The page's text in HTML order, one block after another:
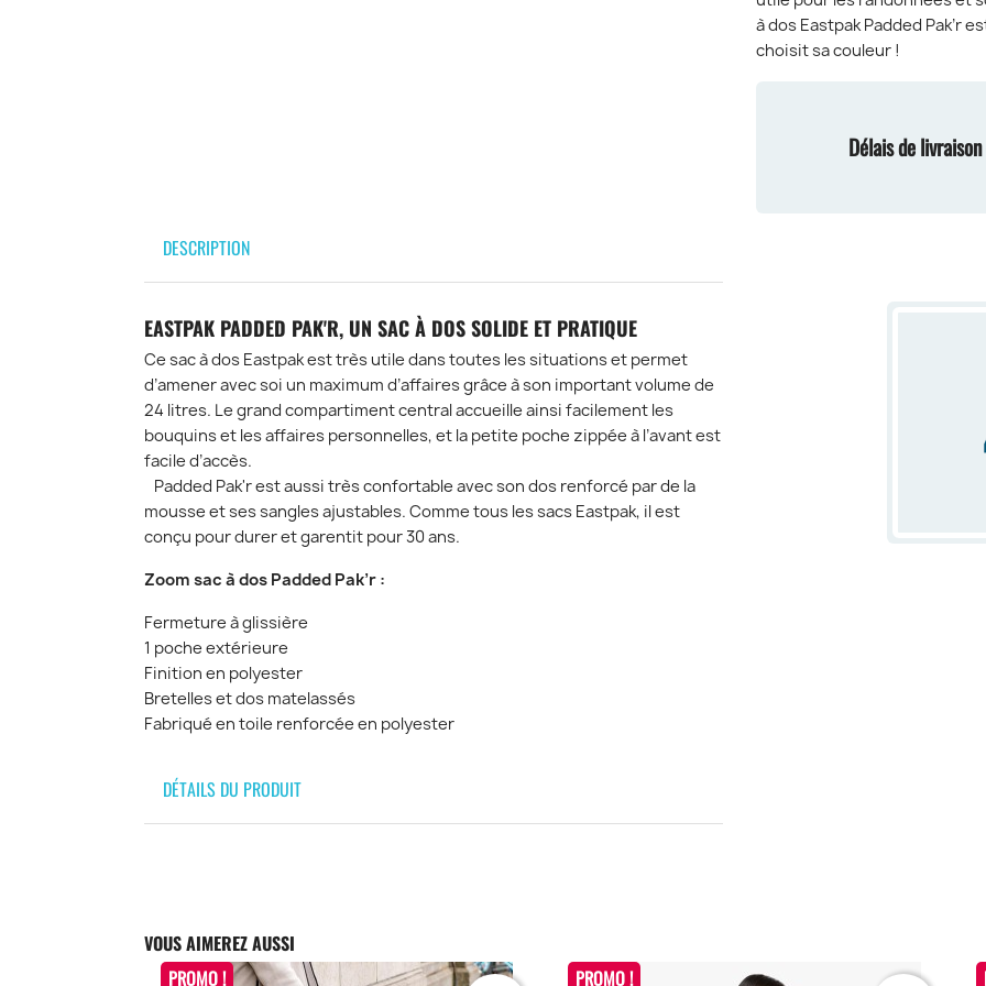
à dos Eastpak Padded Pak’r
choisit sa couleur !
Délais de
DESCRIPTION
EASTPAK PADDED PAK'R, UN SAC À DOS SOLIDE ET PRATIQUE
Ce sac à dos Eastpak est très utile dans toutes les situations et permet
d’amener avec soi un maximum d’affaires grâce à son important volume de
24 litres. Le grand compartiment central accueille ainsi facilement les
bouquins et les affaires personnelles, et la petite poche zippée à l’avant est
facile d’accès.
Padded Pak'r est aussi très confortable avec son dos renforcé par de la
mousse et ses sangles ajustables. Comme tous les sacs Eastpak, il est
conçu pour durer et garentit pour 30 ans.
Zoom sac à dos Padded Pak’r :
Fermeture à glissière
1 poche extérieure
Finition en polyester
Bretelles et dos matelassés
Fabriqué en toile renforcée en polyester
DÉTAILS DU PRODUIT
VOUS AIMEREZ AUSSI
PROMO ! PROMO !